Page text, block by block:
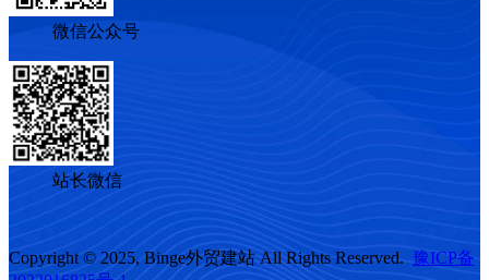
微信公众号
站长微信
Copyright © 2025, Binge外贸建站 All Rights Reserved. 豫ICP备